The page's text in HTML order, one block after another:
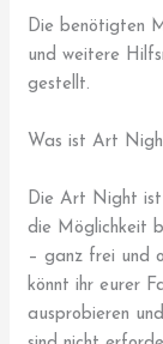
Die benötigten
und weitere
gestellt.
Was ist Art
Die Art Night ist
die Möglichkeit
– ganz frei und
könnt ihr eurer
ausprobieren